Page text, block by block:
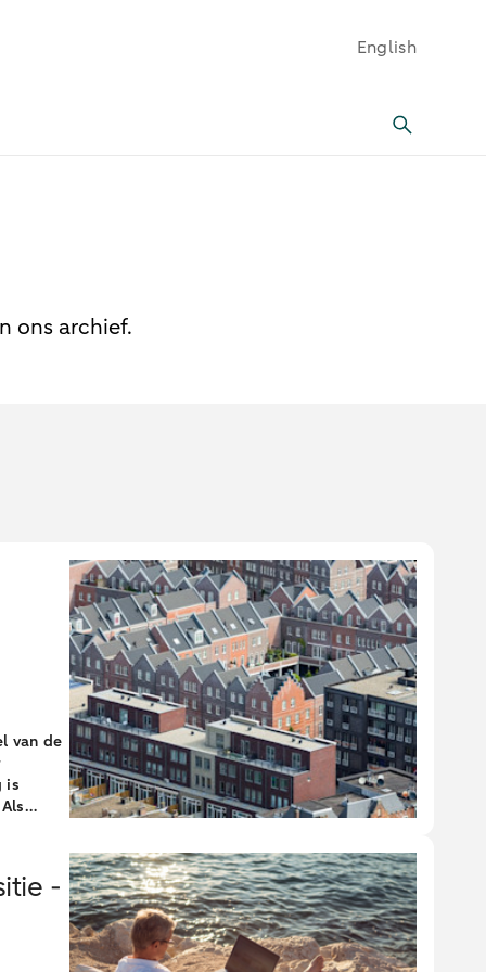
English
ons archief.
van de
is
-